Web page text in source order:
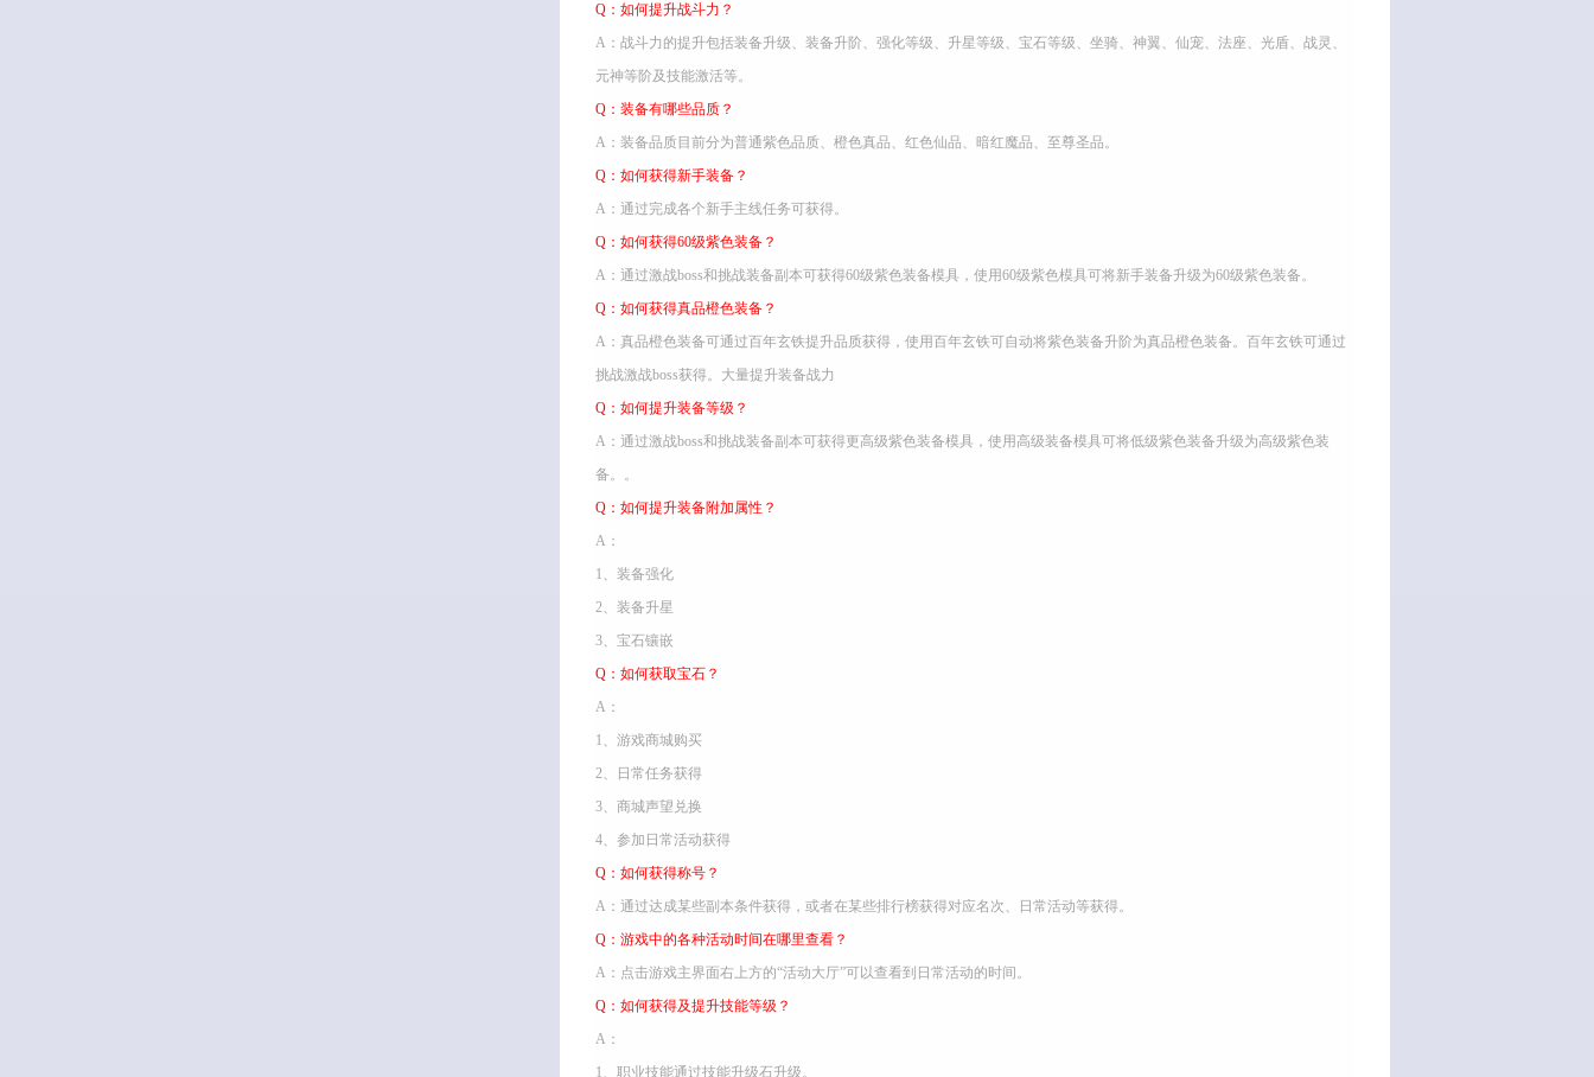
Q：如何提升战斗力？
A：战斗力的提升包括装备升级、装备升阶、强化等级、升星等级、宝石等级、坐骑、神翼、仙宠、法座、光盾、战灵、
元神等阶及技能激活等。
Q：装备有哪些品质？
A：装备品质目前分为普通紫色品质、橙色真品、红色仙品、暗红魔品、至尊圣品。
Q：如何获得新手装备？
A：通过完成各个新手主线任务可获得。
Q：如何获得60级紫色装备？
A：通过激战boss和挑战装备副本可获得60级紫色装备模具，使用60级紫色模具可将新手装备升级为60级紫色装备。
Q：如何获得真品橙色装备？
A：真品橙色装备可通过百年玄铁提升品质获得，使用百年玄铁可自动将紫色装备升阶为真品橙色装备。百年玄铁可通过
挑战激战boss获得。大量提升装备战力
Q：如何提升装备等级？
A：通过激战boss和挑战装备副本可获得更高级紫色装备模具，使用高级装备模具可将低级紫色装备升级为高级紫色装
备。。
Q：如何提升装备附加属性？
A：
1、装备强化
2、装备升星
3、宝石镶嵌
Q：如何获取宝石？
A：
1、游戏商城购买
2、日常任务获得
3、商城声望兑换
4、参加日常活动获得
Q：如何获得称号？
A：通过达成某些副本条件获得，或者在某些排行榜获得对应名次、日常活动等获得。
Q：游戏中的各种活动时间在哪里查看？
A：点击游戏主界面右上方的“活动大厅”可以查看到日常活动的时间。
Q：如何获得及提升技能等级？
A：
1、职业技能通过技能升级石升级。